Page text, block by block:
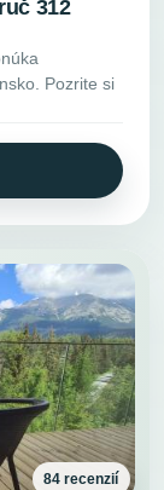
312
Pozrite si
84 recenzií